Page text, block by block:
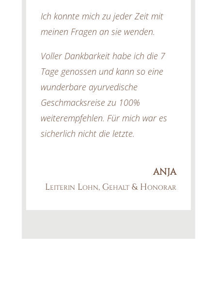
Ich konnte mich zu jeder Zeit mit
meinen Fragen an sie wenden.
Voller Dankbarkeit habe ich die 7
Tage genossen und kann so eine
wunderbare ayurvedische
Geschmacksreise zu 100%
weiterempfehlen. Für mich war es
sicherlich nicht die letzte.
ANJA
Leiterin Lohn, Gehalt & Honorar